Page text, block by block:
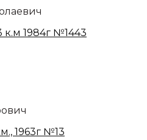
к.м 1984г №1443
1963г №13